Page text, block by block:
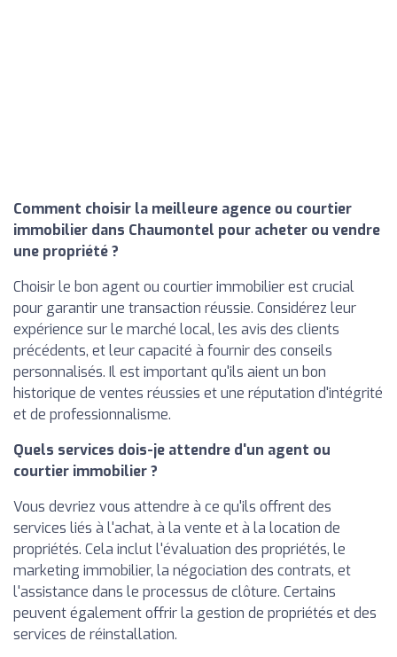
Comment choisir la meilleure agence ou courtier
immobilier dans Chaumontel pour acheter ou vendre
une propriété ?
Choisir le bon agent ou courtier immobilier est crucial
pour garantir une transaction réussie. Considérez leur
expérience sur le marché local, les avis des clients
précédents, et leur capacité à fournir des conseils
personnalisés. Il est important qu'ils aient un bon
historique de ventes réussies et une réputation d'intégrité
et de professionnalisme.
Quels services dois-je attendre d'un agent ou
courtier immobilier ?
Vous devriez vous attendre à ce qu'ils offrent des
services liés à l'achat, à la vente et à la location de
propriétés. Cela inclut l'évaluation des propriétés, le
marketing immobilier, la négociation des contrats, et
l'assistance dans le processus de clôture. Certains
peuvent également offrir la gestion de propriétés et des
services de réinstallation.